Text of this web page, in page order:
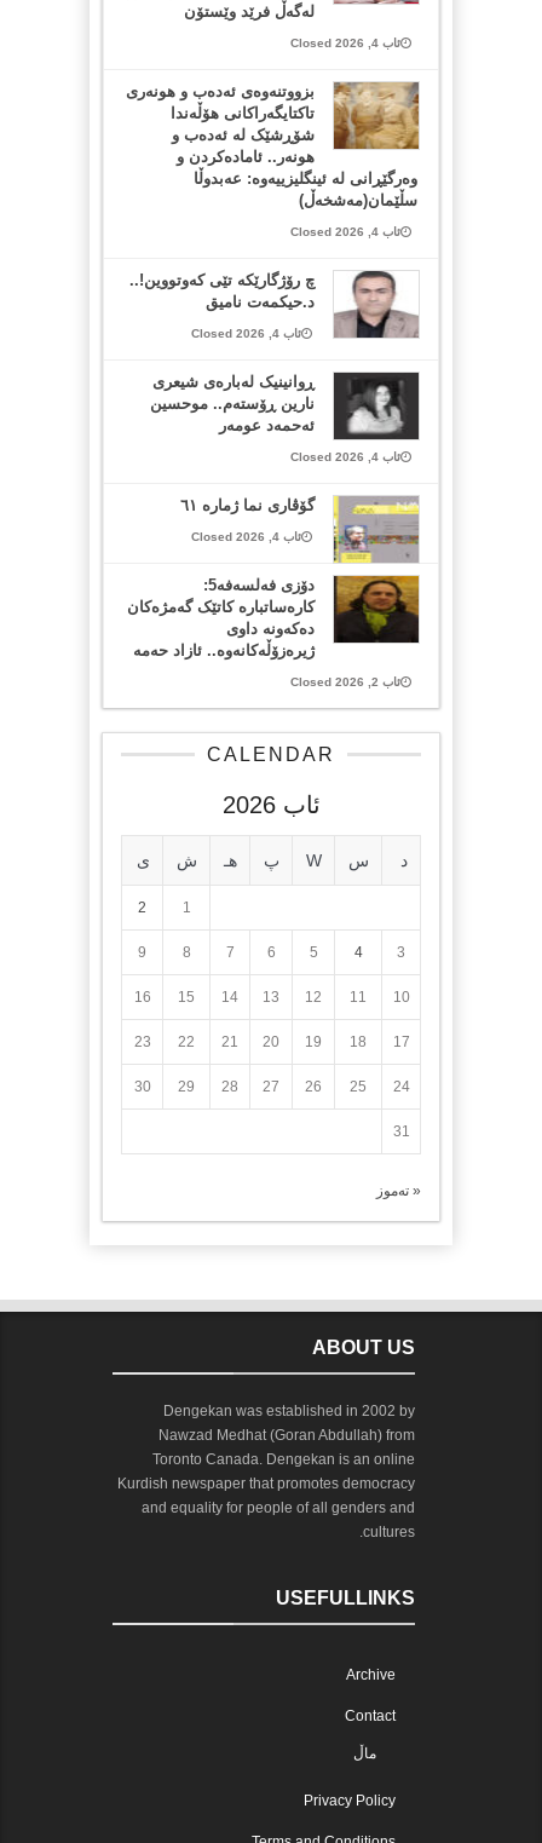
لەگەڵ فرێد وێستۆن
ئاب 4, 2026 Closed
بزووتنەوەی ئەدەب و هونەری
تاکتایگەراکانی هۆڵەندا
شۆڕشێک لە ئەدەب و
هونەر.. ئامادەکردن و
وەرگێڕانی لە ئینگلیزییەوە: عەبدوڵا
سڵێمان(مەشخەڵ)
ئاب 4, 2026 Closed
چ رۆژگارێکە تێی کەوتووین!..
د.حیکمەت نامیق
ئاب 4, 2026 Closed
ڕوانینیک لەبارەى شیعرى
نارین ڕۆستەم.. موحسین
ئەحمەد عومەر
ئاب 4, 2026 Closed
گۆڤاری نما ژمارە ٦١
ئاب 4, 2026 Closed
دۆزی فەلسەفە5:
کارەساتبارە کاتێک گەمژەکان
دەکەونە داوی
ژیرەزۆڵەکانەوە.. ئازاد حەمە
ئاب 2, 2026 Closed
CALENDAR
ئاب 2026
د س W پ هـ ش ی
1
2
3
4
5
6
7
8
9
10
11
12
13
14
15
16
17
18
19
20
21
22
23
24
25
26
27
28
29
30
31
« تەموز
ABOUT US
Dengekan was established in 2002 by
Nawzad Medhat (Goran Abdullah) from
Toronto Canada. Dengekan is an online
Kurdish newspaper that promotes democracy
and equality for people of all genders and
cultures.
USEFULLINKS
Archive
Contact
ماڵ
Privacy Policy